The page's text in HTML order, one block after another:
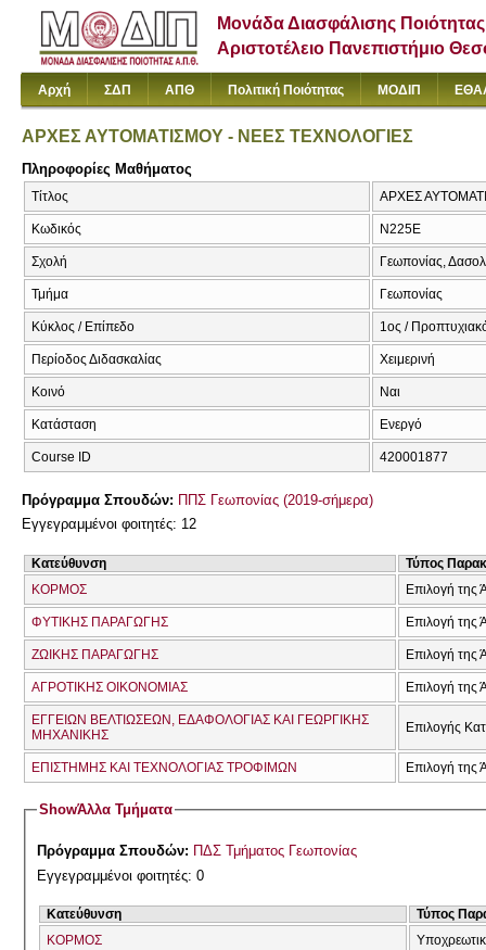
Μονάδα Διασφάλισης Ποιότητας
Αριστοτέλειο Πανεπιστήμιο
Αρχή ΣΔΠ ΑΠΘ Πολιτική Ποιότητας ΜΟΔΙΠ
ΑΡΧΕΣ ΑΥΤΟΜΑΤΙΣΜΟΥ - ΝΕΕΣ ΤΕΧΝΟΛΟΓΙΕΣ
Πληροφορίες Μαθήματος
Τίτλος ΑΡΧΕΣ
Κωδικός Ν225Ε
Σχολή Γεωπονίας,
Τμήμα Γεωπονίας
Κύκλος / Επίπεδο 1ος /
Περίοδος Διδασκαλίας Χειμερινή
Κοινό Ναι
Κατάσταση Ενεργό
Course ID 420001877
Πρόγραμμα Σπουδών: ΠΠΣ Γεωπονίας (2019-σήμερα)
Εγγεγραμμένοι φοιτητές: 12
Κατεύθυνση
Τύπος
ΚΟΡΜΟΣ
Επιλογή της
ΦΥΤΙΚΗΣ ΠΑΡΑΓΩΓΗΣ Επιλογή της
ΖΩΙΚΗΣ ΠΑΡΑΓΩΓΗΣ Επιλογή της
ΑΓΡΟΤΙΚΗΣ ΟΙΚΟΝΟΜΙΑΣ Επιλογή της
ΕΓΓΕΙΩΝ ΒΕΛΤΙΩΣΕΩΝ, ΕΔΑΦΟΛΟΓΙΑΣ ΚΑΙ ΓΕΩΡΓΙΚΗΣ
ΜΗΧΑΝΙΚΗΣ
Επιλογής
ΕΠΙΣΤΗΜΗΣ ΚΑΙ ΤΕΧΝΟΛΟΓΙΑΣ ΤΡΟΦΙΜΩΝ Επιλογή της
ShowΆλλα Τμήματα
Πρόγραμμα Σπουδών: ΠΔΣ Τμήματος Γεωπονίας
Εγγεγραμμένοι φοιτητές: 0
Κατεύθυνση
Τύπος
ΚΟΡΜΟΣ